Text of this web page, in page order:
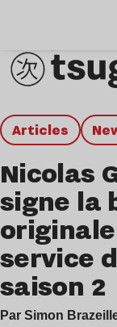
Articles
Nicolas
signe la
service
saison 2
Par Simon